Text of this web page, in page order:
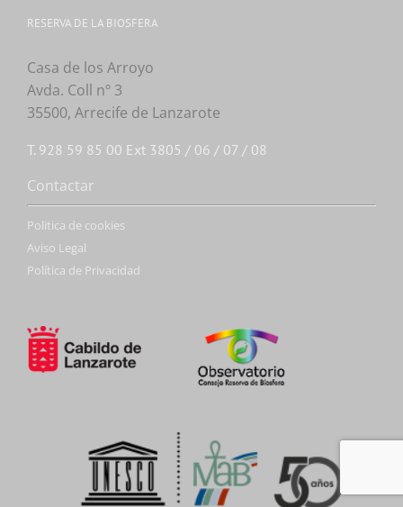
RESERVA DE LA BIOSFERA
Casa de los Arroyo
Avda. Coll nº 3
35500, Arrecife de Lanzarote
T. 928 59 85 00 Ext 3805 / 06 / 07 / 08
Contactar
Politica de cookies
Aviso Legal
Política de Privacidad